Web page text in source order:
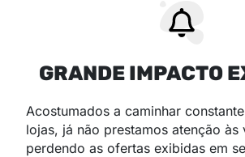
GRANDE IMPACTO
Acostumados a caminhar
lojas, já não prestamos atenção às
perdendo as ofertas exibidas em